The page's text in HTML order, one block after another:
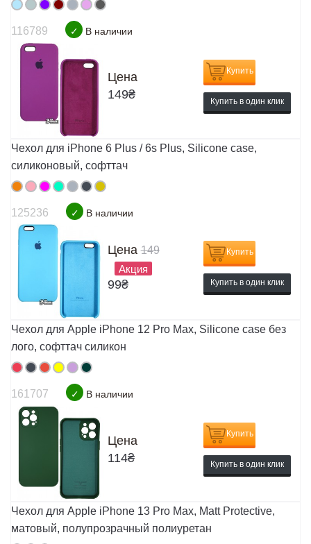
116789 ✓ В наличии
Цена
149₴
Купить
Купить в один клик
Чехол для iPhone 6 Plus / 6s Plus, Silicone case,
силиконовый, софттач
125236 ✓ В наличии
Цена149
Акция
99₴
Купить
Купить в один клик
Чехол для Apple iPhone 12 Pro Max, Silicone case без
лого, софттач силикон
161707 ✓ В наличии
Цена
114₴
Купить
Купить в один клик
Чехол для Apple iPhone 13 Pro Max, Matt Protective,
матовый, полупрозрачный полиуретан